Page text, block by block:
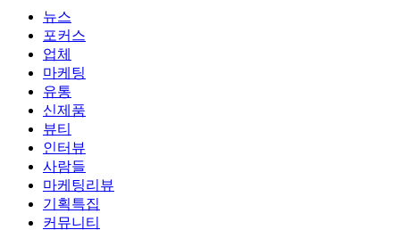
뉴스
포커스
업체
마케팅
유통
신제품
뷰티
인터뷰
사람들
마케팅리뷰
기획특집
커뮤니티